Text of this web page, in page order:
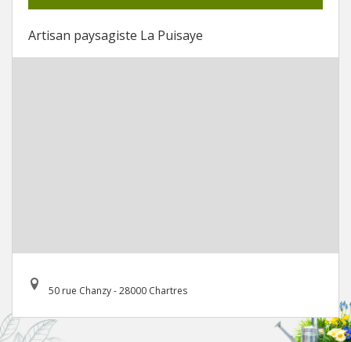
Artisan paysagiste La Puisaye
50 rue Chanzy - 28000 Chartres